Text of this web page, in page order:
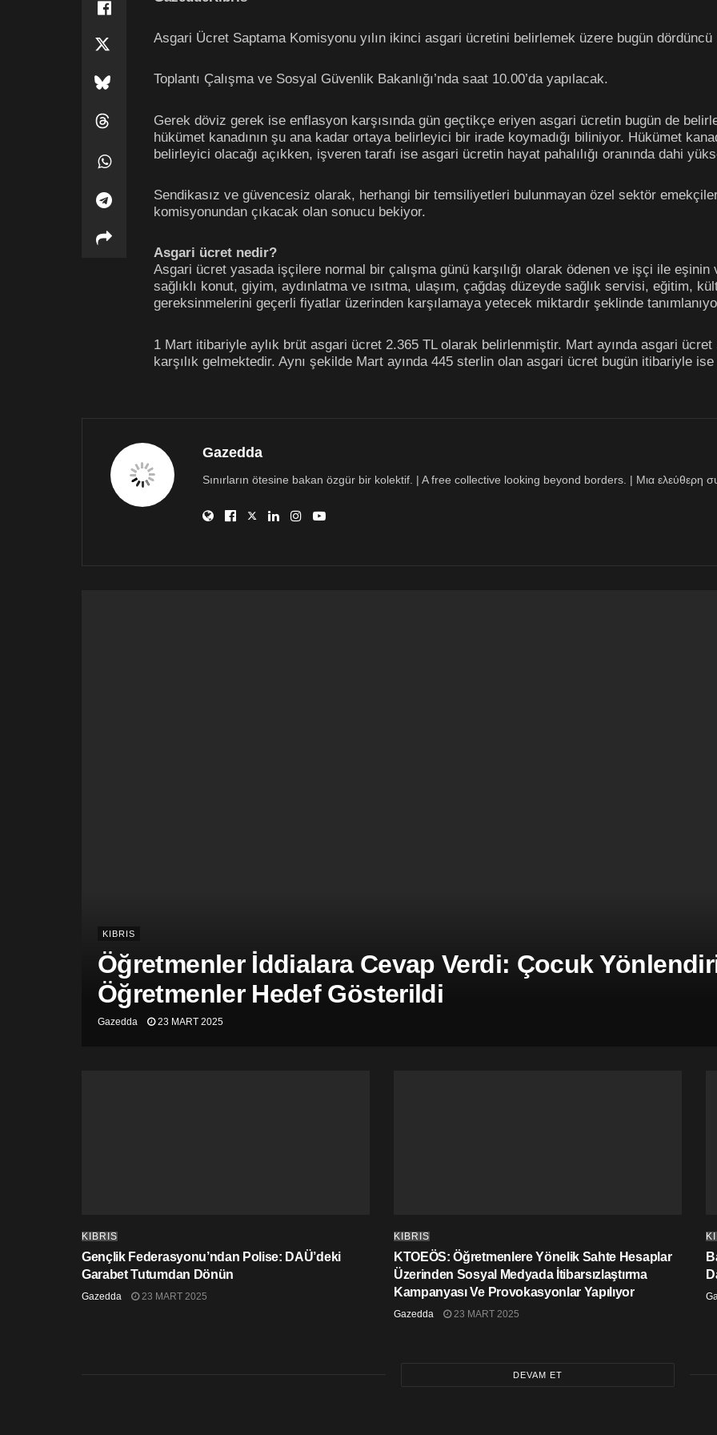
Asgari Ücret Saptama Komisyonu yılın ikinci asgari ücretini belirlemek üzere bugün
Toplantı Çalışma ve Sosyal Güvenlik Bakanlığı’nda saat 10.00’da yapılacak.
Gerek döviz gerek ise enflasyon karşısında gün geçtikçe eriyen asgari ücretin bugün de
hükümet kanadının şu ana kadar ortaya belirleyici bir irade koymadığı biliniyor. Hükümet
belirleyici olacağı açıkken, işveren tarafı ise asgari ücretin hayat pahalılığı oranında dahi
Sendikasız ve güvencesiz olarak, herhangi bir temsiliyetleri bulunmayan özel sektör
komisyonundan çıkacak olan sonucu bekiyor.
Asgari ücret nedir?
Asgari ücret yasada işçilere normal bir çalışma günü karşılığı olarak ödenen ve işçi ile
sağlıklı konut, giyim, aydınlatma ve ısıtma, ulaşım, çağdaş düzeyde sağlık servisi, eğitim,
gereksinmelerini geçerli fiyatlar üzerinden karşılamaya yetecek miktardır şeklinde
1 Mart itibariyle aylık brüt asgari ücret 2.365 TL olarak belirlenmiştir. Mart ayında asgari
karşılık gelmektedir. Aynı şekilde Mart ayında 445 sterlin olan asgari ücret bugün itibariyle
Gazedda
Sınırların ötesine bakan özgür bir kolektif. | A free collective looking beyond borders. | Μια ελεύθερη
KIBRIS
Öğretmenler İddialara Cevap Verdi: Çocuk
Öğretmenler Hedef Gösterildi
Gazedda 23 MART 2025
KIBRIS
Gençlik Federasyonu’ndan Polise: DAÜ’deki
Garabet Tutumdan Dönün
Gazedda 23 MART 2025
KIBRIS
KTOEÖS: Öğretmenlere Yönelik Sahte Hesaplar
Üzerinden Sosyal Medyada İtibarsızlaştırma
Kampanyası Ve Provokasyonlar Yapılıyor
Gazedda 23 MART 2025
DEVAM ET